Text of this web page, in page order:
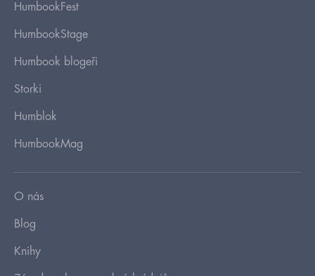
HumbookFest
HumbookStage
Humbook blogeři
Storki
Humblok
HumbookMag
O nás
Blog
Knihy